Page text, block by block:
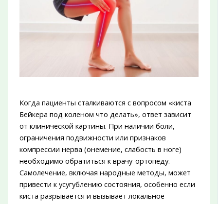
Когда пациенты сталкиваются с вопросом «киста
Бейкера под коленом что делать», ответ зависит
от клинической картины. При наличии боли,
ограничения подвижности или признаков
компрессии нерва (онемение, слабость в ноге)
необходимо обратиться к врачу-ортопеду.
Самолечение, включая народные методы, может
привести к усугублению состояния, особенно если
киста разрывается и вызывает локальное